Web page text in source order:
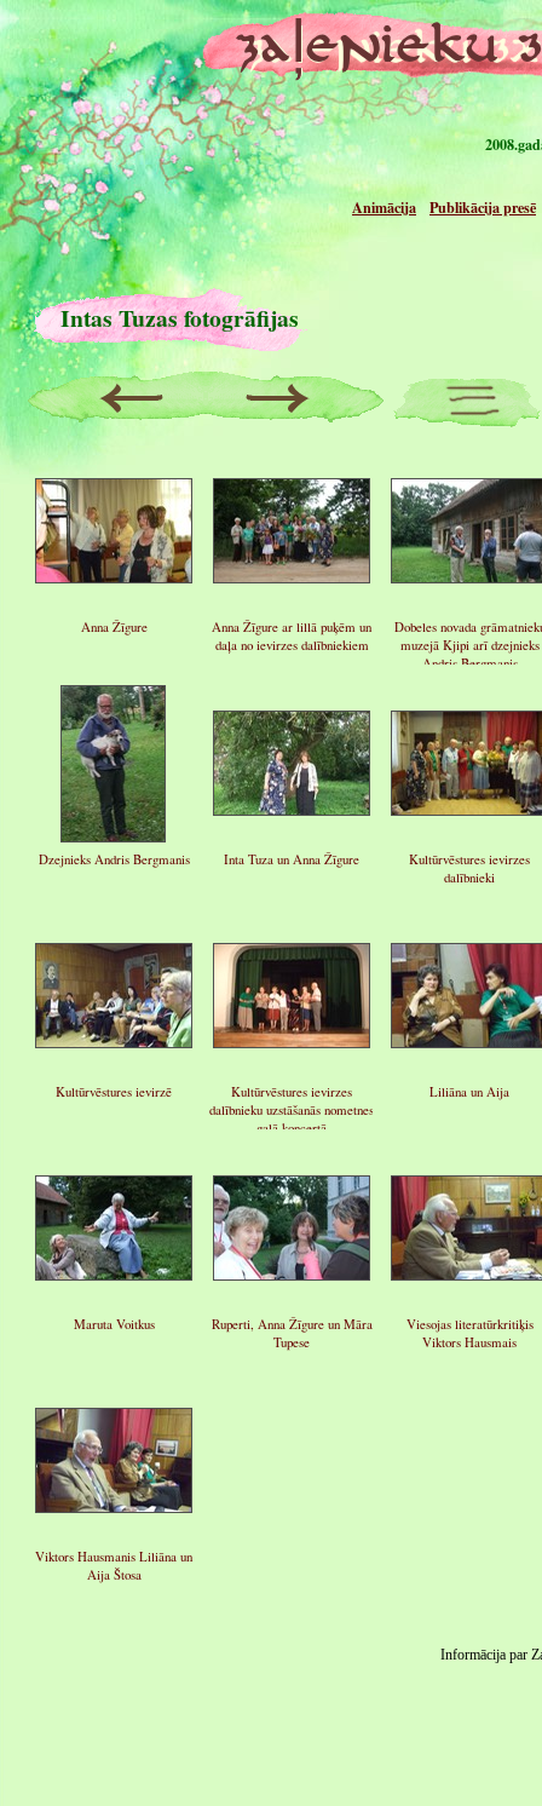
Animācija Publikācija presē
Intas Tuzas fotogrāfijas
Anna Žīgure
Anna Žīgure ar lillā puķēm un
daļa no ievirzes dalībniekiem
Dobeles novada
muzejā Kjipi arī dzejnieks
Andris Bergmanis
Dzejnieks Andris Bergmanis Inta Tuza un Anna Žīgure
Kultūrvēstures ievirzes
dalībnieki
Kultūrvēstures ievirzē
Kultūrvēstures ievirzes
dalībnieku uzstāšanās nometnes
galā koncertā
Liliāna un Aija
Maruta Voitkus
Ruperti, Anna Žīgure un Māra
Tupese
Viesojas literatūrkritiķis
Viktors Hausmais
Viktors Hausmanis Liliāna un
Aija Štosa
Informācija par